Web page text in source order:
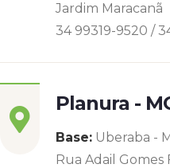
Jardim Maracanã
34 99319-9520 /
Planura -
Base: Uberaba -
Rua Adail Gomes